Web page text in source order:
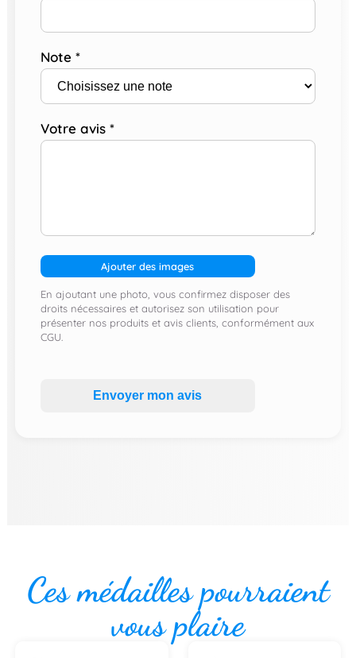
Note *
Votre avis *
Ajouter des images
En ajoutant une photo, vous confirmez disposer des
droits nécessaires et autorisez son utilisation pour
présenter nos produits et avis clients, conformément aux
CGU.
Envoyer mon avis
Ces médailles pourraient
vous plaire